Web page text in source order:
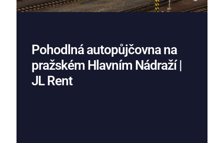
Pohodlná autopůjčovna na
pražském Hlavním Nádraží |
JL Rent